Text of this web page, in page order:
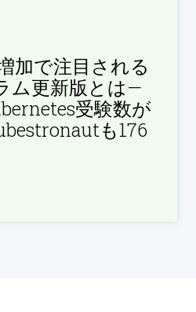
加で注目される
ム更新版とは—
受験数が
も176